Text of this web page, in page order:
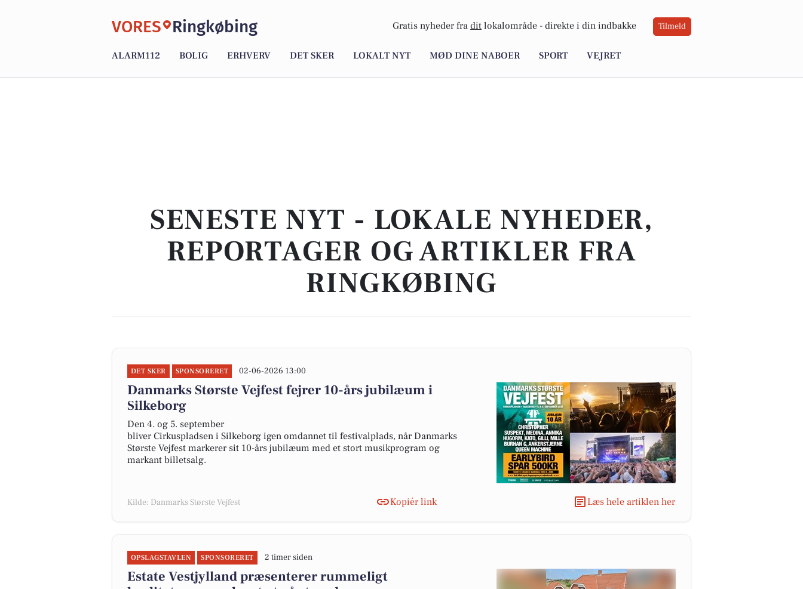
VORES Ringkøbing Gratis nyheder fra dit lokalområde - direkte i din indbakke Tilmeld
ALARM112 BOLIG ERHVERV DET SKER LOKALT NYT MØD DINE NABOER SPORT VEJRET
SENESTE NYT - LOKALE NYHEDER,
REPORTAGER OG ARTIKLER FRA
RINGKØBING
DET SKER SPONSORERET 02-06-2026 13:00
Danmarks Største Vejfest fejrer 10-års jubilæum i
Silkeborg
Den 4. og 5. september
bliver Cirkuspladsen i Silkeborg igen omdannet til festivalplads, når Danmarks
Største Vejfest markerer sit 10-års jubilæum med et stort musikprogram og
markant billetsalg.
Kilde: Danmarks Største Vejfest Kopiér link Læs hele artiklen her
OPSLAGSTAVLEN SPONSORERET 2 timer siden
Estate Vestjylland præsenterer rummeligt